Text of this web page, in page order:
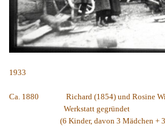
1933
Ca. 1880
Richard (1854) und Rosine
Werkstatt gegründet
(6 Kinder, davon 3 Mädchen +